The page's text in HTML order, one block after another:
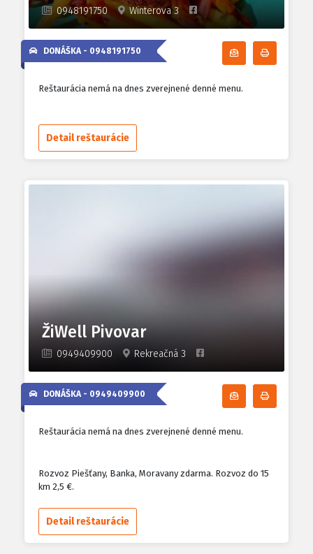
0948191750 Winterova 3
Odoberať
DONÁŠKA - 0948191750
Reštaurácia nemá na dnes zverejnené denné menu.
Detail reštaurácie
ŽiWell Pivovar
0949409900 Rekreačná 3
Odoberať
DONÁŠKA - 0949409900
Reštaurácia nemá na dnes zverejnené denné menu.
Rozvoz Piešťany, Banka, Moravany zdarma. Rozvoz do 15
km 2,5 €.
Detail reštaurácie